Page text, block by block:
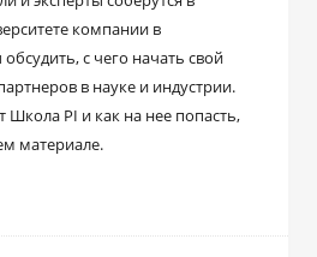
компании в
с чего начать свой
в науке и индустрии.
PI и как на нее попасть,
материале.